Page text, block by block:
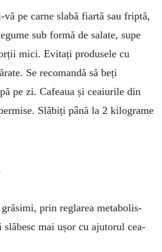
pe car­ne slabă fiartă sau friptă,
sub formă de salate, supe
mici. Evi­tați produ­sele cu
Se recomandă să beți
pe zi. Ca­feaua și ceaiurile din
Slă­biți până la 2 kilo­grame
gră­simi, prin reglarea metabolis­
mai ușor cu ajutorul cea­